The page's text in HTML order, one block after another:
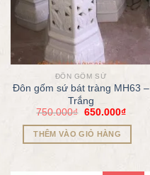
ĐÔN GỐM SỨ
Đôn gốm sứ bát tràng MH63 –
Trắng
750.000₫ 650.000₫
THÊM VÀO GIỎ HÀNG